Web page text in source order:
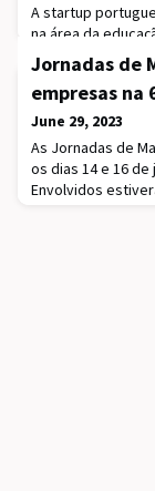
A startup
na área da
modelos de
aprendizagem ou
educativas
informáticos do
modelo GPT-3.5-
Jornadas de
empresas na
June 29, 2023
As Jornadas de
os dias 14 e 16
Envolvidos